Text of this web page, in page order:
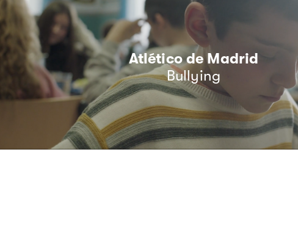
Atlético de Madrid
Bullying